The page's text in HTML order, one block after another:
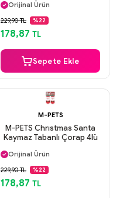
Orijinal Ürün
Güvenli Ödeme
Aynı Gün Kargo
229,90 TL %22
178,87 TL
Sepete Ekle
M-PETS
M-PETS Chrıstmas Santa
Kaymaz Tabanlı Çorap 4lü
Aynı Gün Kargo
Orijinal Ürün
Güvenli Ödeme
Aynı Gün Kargo
229,90 TL %22
178,87 TL